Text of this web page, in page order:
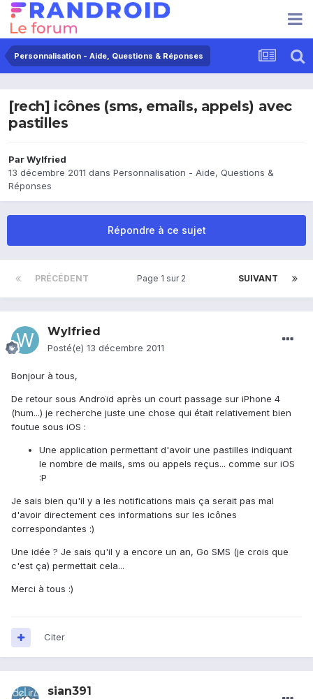
Personnalisation - Aide, Questions & Réponses
[rech] icônes (sms, emails, appels) avec
pastilles
ParWylfried
13 décembre 2011 dans Personnalisation - Aide, Questions &
Réponses
Répondre à ce sujet
PRÉCÉDENT SUIVANT
Page 1 sur 2
Wylfried
Posté(e) 13 décembre 2011
Bonjour à tous,
De retour sous Androïd après un court passage sur iPhone 4
(hum...) je recherche juste une chose qui était relativement bien
foutue sous iOS :
Une application permettant d'avoir une pastilles indiquant
le nombre de mails, sms ou appels reçus... comme sur iOS
:P
Je sais bien qu'il y a les notifications mais ça serait pas mal
d'avoir directement ces informations sur les icônes
correspondantes :)
Une idée ? Je sais qu'il y a encore un an, Go SMS (je crois que
c'est ça) permettait cela...
Merci à tous :)
Citer
sian391